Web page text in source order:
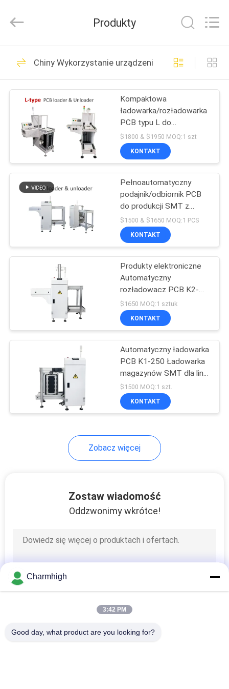
DOM
PRODUKTY
FILMY
NAS
WYCIECZKA
FABRYCZNA
KONTROLA
JAKOŚCI
SKONTAKTUJ
AKTUALNOŚCI
POLITYKA
TECHNOLOGY
LIMITED.
Reserved.
Maszyna Pick and
Place SMT
74
linia produkcyjna
smt
37
Drukarka
szablonowa
SMT Reflow Oven
Mała maszyna SMT
Produkty
Chiny Wykorzystanie urządzenia do ładowania i
Kompaktowa
ładowarka/rozładowarka
PCB typu L do
magazynów w liniach
produkcyjnych SMT
$1800 & $1950 MOQ:1 szt
KONTAKT
Pełnoautomatyczny
podajnik/odbiornik PCB
do produkcji SMT z
systemem sterowania
PLC i kompatybilnością z
interfejsem SMEMA
$1500 & $1650 MOQ:1 PCS
KONTAKT
Produkty elektroniczne
Automatyczny
rozładowacz PCB K2-
250 SMT magazine
loader dla linii
montażowej SMT
$1650 MOQ:1 sztuk
KONTAKT
Automatyczny ładowarka
PCB K1-250 Ładowarka
magazynów SMT dla linii
produkcyjnej SMT
$1500 MOQ:1 szt.
KONTAKT
Zobacz więcej
Zostaw wiadomość
Oddzwonimy wkrótce!
Charmhigh
3:42 PM
Good day, what product are you looking for?